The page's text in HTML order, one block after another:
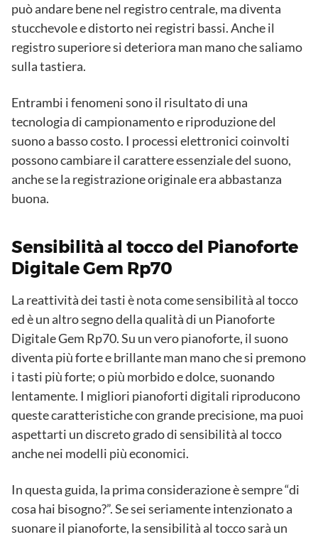
può andare bene nel registro centrale, ma diventa
stucchevole e distorto nei registri bassi. Anche il
registro superiore si deteriora man mano che saliamo
sulla tastiera.
Entrambi i fenomeni sono il risultato di una
tecnologia di campionamento e riproduzione del
suono a basso costo. I processi elettronici coinvolti
possono cambiare il carattere essenziale del suono,
anche se la registrazione originale era abbastanza
buona.
Sensibilità al tocco del Pianoforte
Digitale Gem Rp70
La reattività dei tasti è nota come sensibilità al tocco
ed è un altro segno della qualità di un Pianoforte
Digitale Gem Rp70. Su un vero pianoforte, il suono
diventa più forte e brillante man mano che si premono
i tasti più forte; o più morbido e dolce, suonando
lentamente. I migliori pianoforti digitali riproducono
queste caratteristiche con grande precisione, ma puoi
aspettarti un discreto grado di sensibilità al tocco
anche nei modelli più economici.
In questa guida, la prima considerazione è sempre “di
cosa hai bisogno?”. Se sei seriamente intenzionato a
suonare il pianoforte, la sensibilità al tocco sarà un